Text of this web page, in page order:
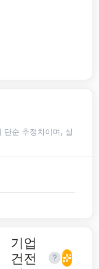
순 추정치이며, 실
기업
건전